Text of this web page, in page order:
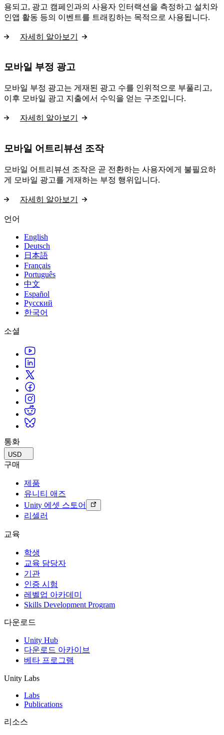
용되고, 광고 캠페인과의 사용자 인터랙션을 측정하고 설치와
인앱 활동 등의 이벤트를 트래킹하는 목적으로 사용됩니다.
자세히 알아보기
모바일 부정 광고
모바일 부정 광고는 게재된 광고 수를 인위적으로 부풀리고,
이후 모바일 광고 지출에서 수익을 얻는 구조입니다.
자세히 알아보기
모바일 어트리뷰션 조작
모바일 어트리뷰션 조작은 곧 전환하는 사용자에게 불필요하
게 모바일 광고를 게재하는 부정 행위입니다.
자세히 알아보기
언어
English
Deutsch
日本語
Français
Português
中文
Español
Русский
한국어
소셜
통화
USD
구매
제품
유니티 애즈
Unity 에셋 스토어
리셀러
교육
학생
교육 담당자
기관
인증 시험
레벨업 아카데미
Skills Development Program
다운로드
Unity Hub
다운로드 아카이브
베타 프로그램
Unity Labs
Labs
Publications
리소스